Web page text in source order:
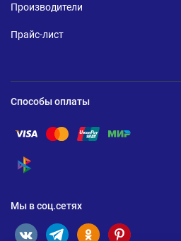
Производители
Прайс-лист
Способы оплаты
Помощь по оплате Visa
Помощь по оплате
Помощь по оплате
Помощь по
Помощь по оплате СБП
Мы в соц.сетях